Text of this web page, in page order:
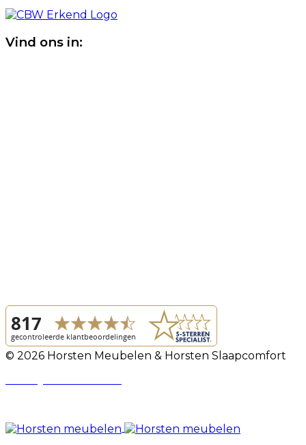
Vind ons in:
© 2026 Horsten Meubelen & Horsten Slaapcomfort